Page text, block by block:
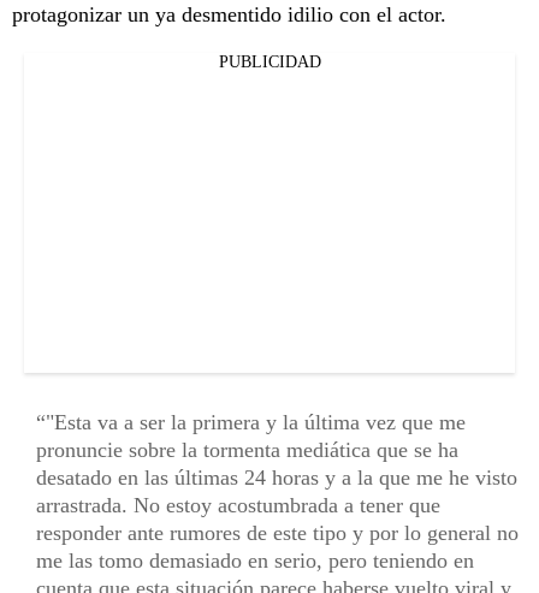
protagonizar un ya desmentido idilio con el actor.
PUBLICIDAD
"Esta va a ser la primera y la última vez que me
pronuncie sobre la tormenta mediática que se ha
desatado en las últimas 24 horas y a la que me he visto
arrastrada. No estoy acostumbrada a tener que
responder ante rumores de este tipo y por lo general no
me las tomo demasiado en serio, pero teniendo en
cuenta que esta situación parece haberse vuelto viral y